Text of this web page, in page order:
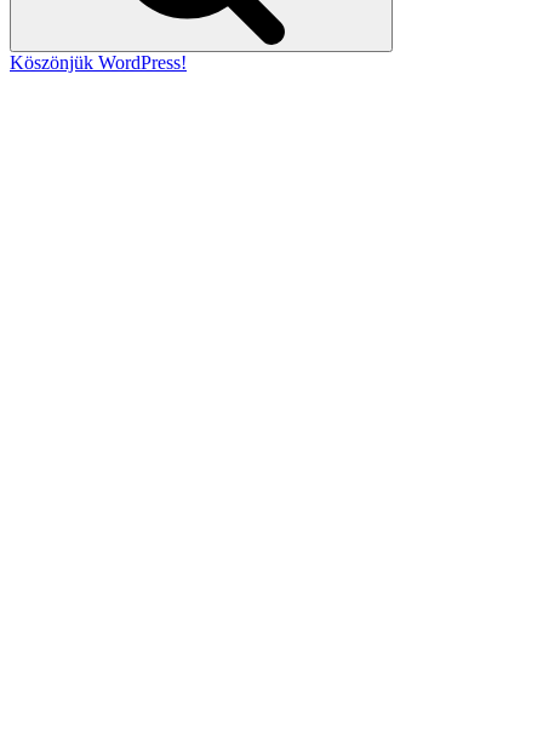
Köszönjük WordPress!